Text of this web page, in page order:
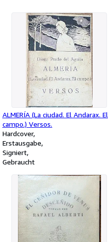
ALMERÍA (La ciudad. El Andarax. El
campo.) Versos.
Hardcover
Erstausgabe
Signiert
Gebraucht